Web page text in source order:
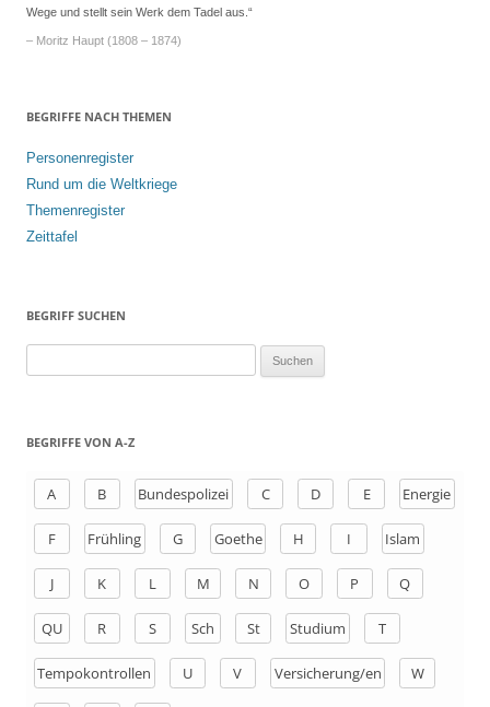
Wege und stellt sein Werk dem Tadel aus.“
– Moritz Haupt (1808 – 1874)
BEGRIFFE NACH THEMEN
Personenregister
Rund um die Weltkriege
Themenregister
Zeittafel
BEGRIFF SUCHEN
h
BEGRIFFE VON A-Z
A B Bundespolizei C D E Energie
F Frühling G Goethe H I Islam
J K L M N O P Q
QU R S Sch St Studium T
Tempokontrollen U V Versicherung/en W